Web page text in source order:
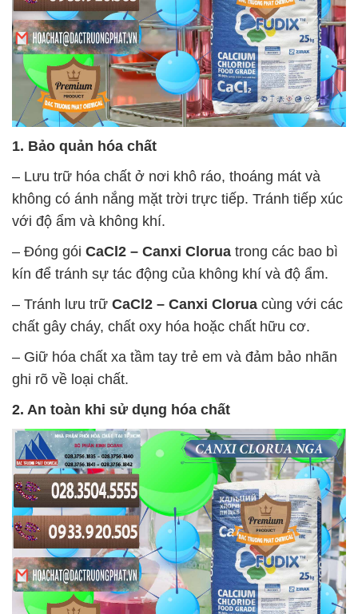
1. Bảo quản hóa chất
– Lưu trữ hóa chất ở nơi khô ráo, thoáng mát và
không có ánh nắng mặt trời trực tiếp. Tránh tiếp xúc
với độ ẩm và không khí.
– Đóng gói CaCl2 – Canxi Clorua trong các bao bì
kín để tránh sự tác động của không khí và độ ẩm.
– Tránh lưu trữ CaCl2 – Canxi Clorua cùng với các
chất gây cháy, chất oxy hóa hoặc chất hữu cơ.
– Giữ hóa chất xa tầm tay trẻ em và đảm bảo nhãn
ghi rõ về loại chất.
2. An toàn khi sử dụng hóa chất